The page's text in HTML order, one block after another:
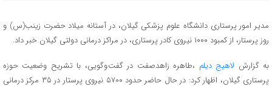
مدیر امور پرستاری دانشگاه علوم پزشکی گیلان، در آستانه میلاد حضرت زینب(س) و
روز پرستار، از کمبود ١٠٠٠ نیروی کادر پرستاری، در مراکز درمانی دولتی گیلان خبر داد.
به گزارش لاهیج دیلم ،طاهره زاهدصفت در گفت وگویی، با تشریح وضعیت حوزه
پرستاری گیلان، اظهار کرد: در حال حاضر حدود ٥٧٠٠ نیروی پرستار در ۳۵ مرکز درمانی